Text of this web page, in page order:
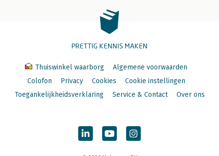
PRETTIG KENNIS MAKEN
Thuiswinkel waarborg
Algemene voorwaarden
Colofon
Privacy Cookies
Cookie instellingen
Toegankelijkheidsverklaring
Service & Contact Over ons